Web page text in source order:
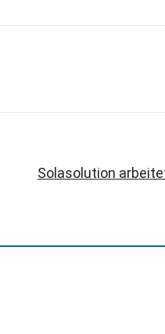
Solasolution